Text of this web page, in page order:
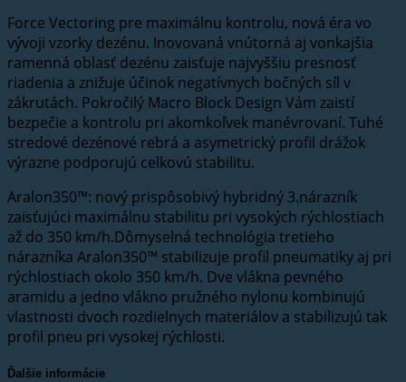
Force Vectoring pre maximálnu kontrolu, nová éra vo
vývoji vzorky dezénu. Inovovaná vnútorná aj vonkajšia
ramenná oblasť dezénu zaisťuje najvyššiu presnosť
riadenia a znižuje účinok negatívnych bočných síl v
zákrutách. Pokročilý Macro Block Design Vám zaistí
bezpečie a kontrolu pri akomkoľvek manévrovaní. Tuhé
stredové dezénové rebrá a asymetrický profil drážok
výrazne podporujú celkovú stabilitu.
Aralon350™: nový prispôsobivý hybridný 3.nárazník
zaisťujúci maximálnu stabilitu pri vysokých rýchlostiach
až do 350 km/h.Dômyselná technológia tretieho
nárazníka Aralon350™ stabilizuje profil pneumatiky aj pri
rýchlostiach okolo 350 km/h. Dve vlákna pevného
aramidu a jedno vlákno pružného nylonu kombinujú
vlastnosti dvoch rozdielnych materiálov a stabilizujú tak
profil pneu pri vysokej rýchlosti.
Ďalšie informácie